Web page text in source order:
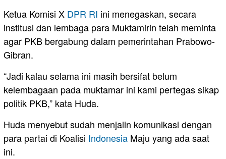
Ketua Komisi X DPR RI ini menegaskan, secara
institusi dan lembaga para Muktamirin telah meminta
agar PKB bergabung dalam pemerintahan Prabowo-
Gibran.
“Jadi kalau selama ini masih bersifat belum
kelembagaan pada muktamar ini kami pertegas sikap
politik PKB,” kata Huda.
Huda menyebut sudah menjalin komunikasi dengan
para partai di Koalisi Indonesia Maju yang ada saat
ini.